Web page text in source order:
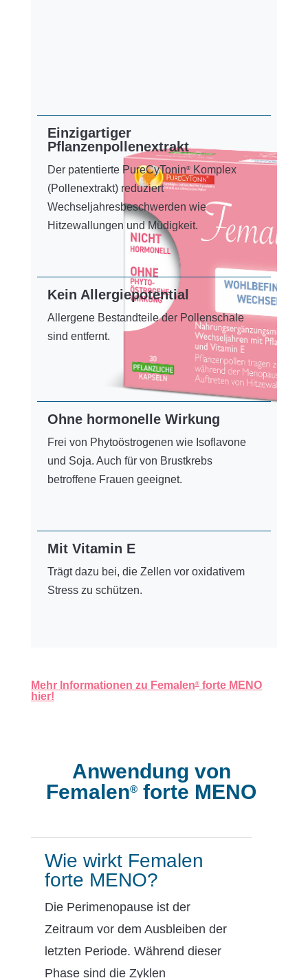
Einzigartiger
Pﬂanzenpollenextrakt
Der patentierte PureCyTonin®Komplex
(Pollenextrakt) reduziert
Wechseljahresbeschwerden wie
Hitzewallungen und Müdigkeit.
Kein Allergiepotential
Allergene Bestandteile der Pollenschale
sind entfernt.
Ohne hormonelle Wirkung
Frei von Phytoöstrogenen wie Isoflavone
und Soja. Auch für von Brustkrebs
betroffene Frauen geeignet.
Mit Vitamin E
Trägt dazu bei, die Zellen vor oxidativem
Stress zu schützen.
Mehr Informationen zu Femalen®forte MENO
hier!
Anwendung von
Femalen® forte MENO
Wie wirkt Femalen
forte MENO?
Die Perimenopause ist der
Zeitraum vor dem Ausbleiben der
letzten Periode. Während dieser
Phase sind die Zyklen